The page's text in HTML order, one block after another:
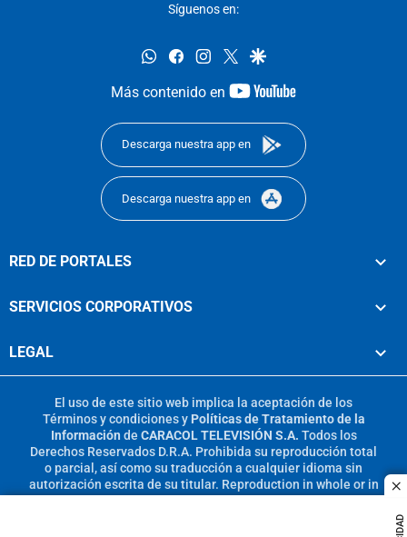
Síguenos en:
whatsappfacebookinstagram
twittergoogle
Más contenido en
youtube-
Descarga nuestra app en
Descarga nuestra app en
RED DE PORTALES
SERVICIOS CORPORATIVOS
LEGAL
El uso de este sitio web implica la aceptación de los
Términos y condicionesy Políticas de Tratamiento de la
Información de CARACOL TELEVISIÓN S.A. Todos los
Derechos Reservados D.R.A. Prohibida su reproducción total
o parcial, así como su traducción a cualquier idioma sin
autorización escrita de su titular. Reproduction in whole or in